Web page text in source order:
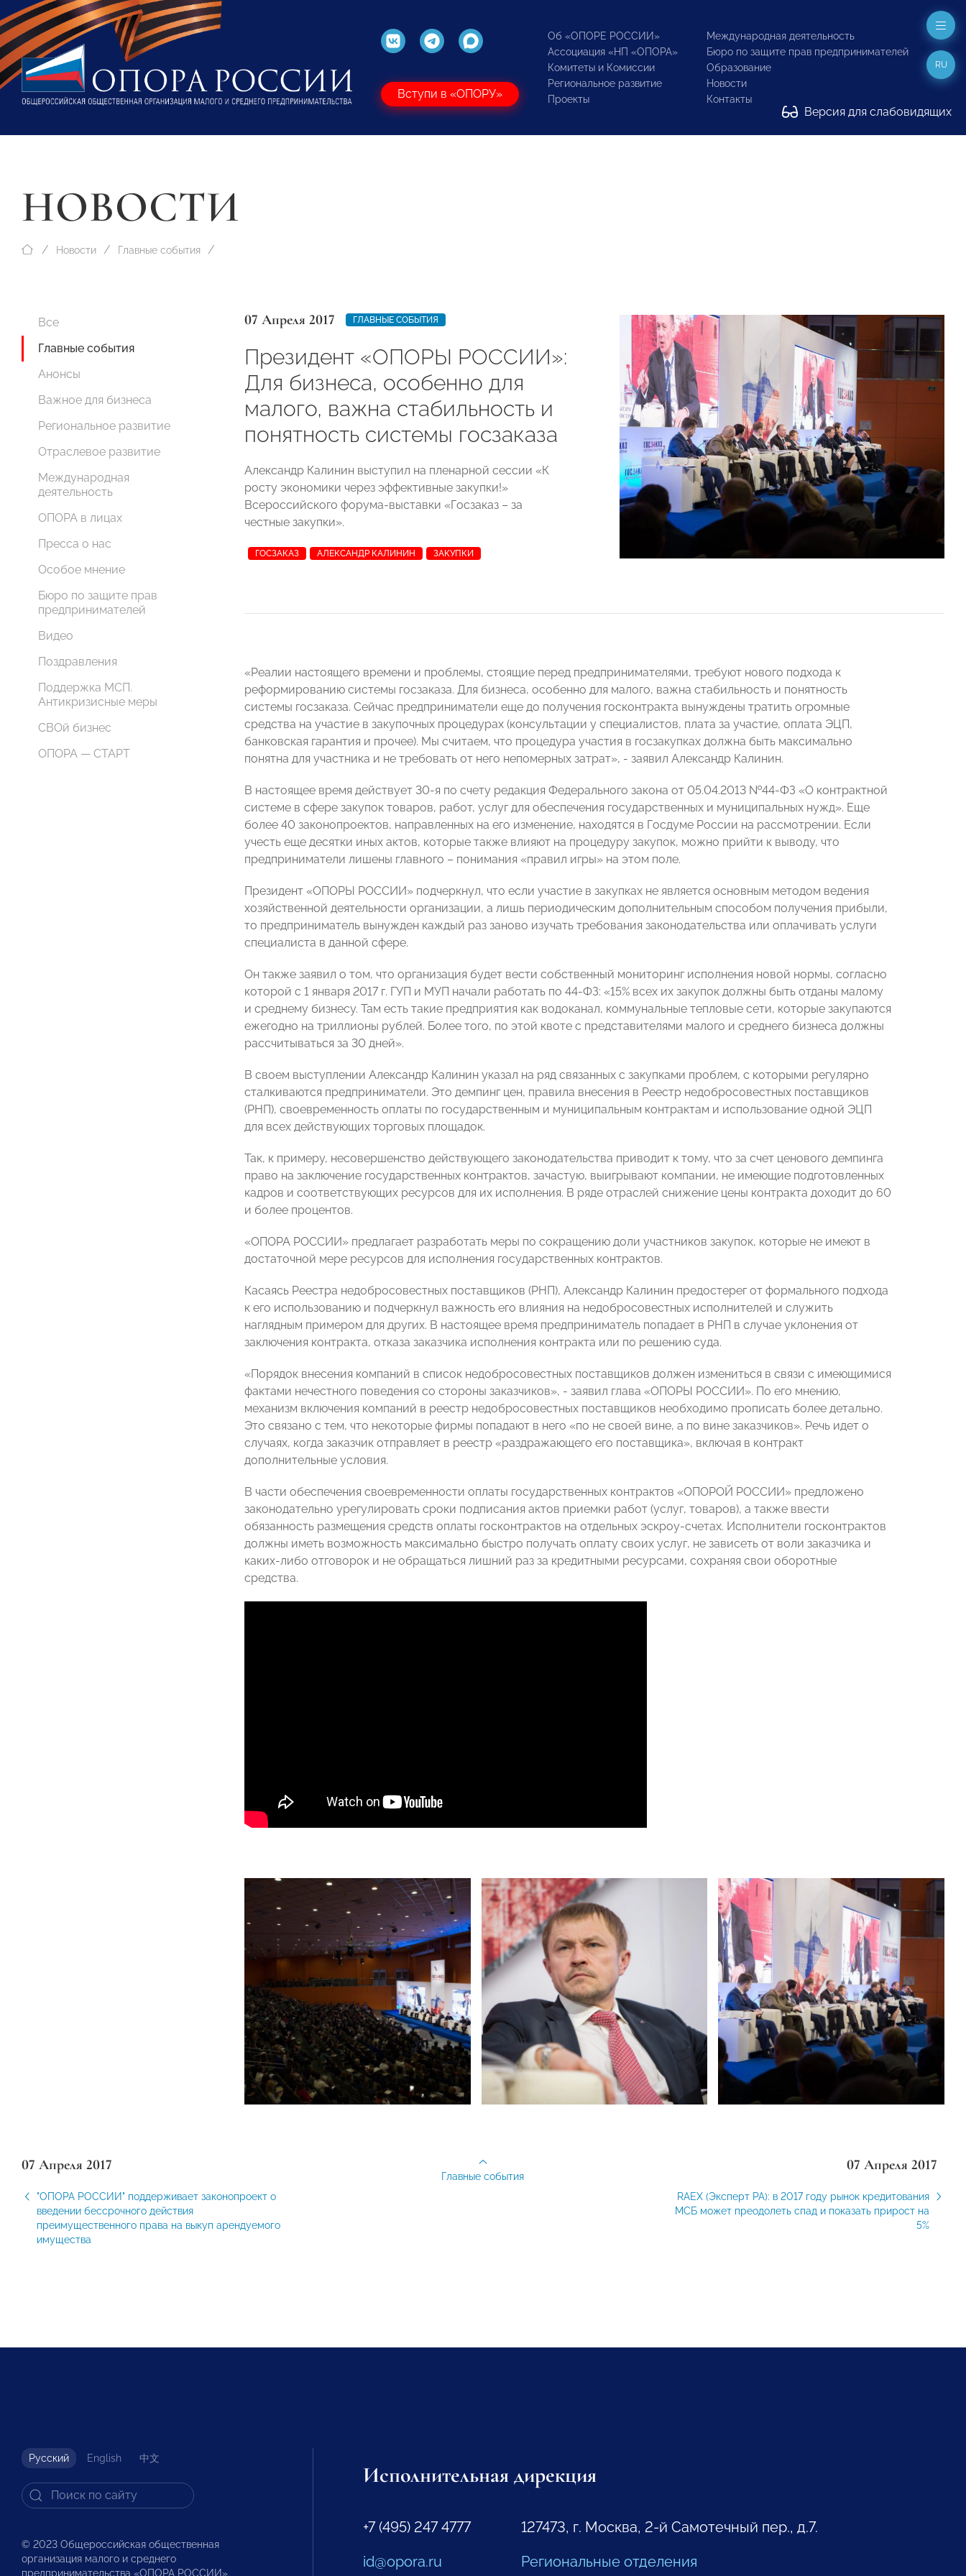
Вступи в «ОПОРУ»
Об «ОПОРЕ РОССИИ»
Ассоциация «НП «ОПОРА»
Комитеты и Комиссии
Региональное развитие
Проекты
Международная деятельность
Бюро по защите прав предпринимателей
Образование
Новости
Контакты
Версия для слабовидящих
RU
НОВОСТИ
Новости Главные события
Все
Главные события
Анонсы
Важное для бизнеса
Региональное развитие
Отраслевое развитие
Международная
деятельность
ОПОРА в лицах
Пресса о нас
Особое мнение
Бюро по защите прав
предпринимателей
Видео
Поздравления
Поддержка МСП.
Антикризисные меры
СВОй бизнес
ОПОРА — СТАРТ
07 Апреля 2017 ГЛАВНЫЕ СОБЫТИЯ
Президент «ОПОРЫ РОССИИ»:
Для бизнеса, особенно для
малого, важна стабильность и
понятность системы госзаказа
Александр Калинин выступил на пленарной сессии «К
росту экономики через эффективные закупки!»
Всероссийского форума-выставки «Госзаказ – за
честные закупки».
ГОСЗАКАЗ АЛЕКСАНДР КАЛИНИН ЗАКУПКИ
«Реалии настоящего времени и проблемы, стоящие перед предпринимателями, требуют нового подхода к
реформированию системы госзаказа. Для бизнеса, особенно для малого, важна стабильность и понятность
системы госзаказа. Сейчас предприниматели еще до получения госконтракта вынуждены тратить огромные
средства на участие в закупочных процедурах (консультации у специалистов, плата за участие, оплата ЭЦП,
банковская гарантия и прочее). Мы считаем, что процедура участия в госзакупках должна быть максимально
понятна для участника и не требовать от него непомерных затрат», - заявил Александр Калинин.
В настоящее время действует 30-я по счету редакция Федерального закона от 05.04.2013 №44-ФЗ «О контрактной
системе в сфере закупок товаров, работ, услуг для обеспечения государственных и муниципальных нужд». Еще
более 40 законопроектов, направленных на его изменение, находятся в Госдуме России на рассмотрении. Если
учесть еще десятки иных актов, которые также влияют на процедуру закупок, можно прийти к выводу, что
предприниматели лишены главного – понимания «правил игры» на этом поле.
Президент «ОПОРЫ РОССИИ» подчеркнул, что если участие в закупках не является основным методом ведения
хозяйственной деятельности организации, а лишь периодическим дополнительным способом получения прибыли,
то предприниматель вынужден каждый раз заново изучать требования законодательства или оплачивать услуги
специалиста в данной сфере.
Он также заявил о том, что организация будет вести собственный мониторинг исполнения новой нормы, согласно
которой с 1 января 2017 г. ГУП и МУП начали работать по 44-ФЗ: «15% всех их закупок должны быть отданы малому
и среднему бизнесу. Там есть такие предприятия как водоканал, коммунальные тепловые сети, которые закупаются
ежегодно на триллионы рублей. Более того, по этой квоте с представителями малого и среднего бизнеса должны
рассчитываться за 30 дней».
В своем выступлении Александр Калинин указал на ряд связанных с закупками проблем, с которыми регулярно
сталкиваются предприниматели. Это демпинг цен, правила внесения в Реестр недобросовестных поставщиков
(РНП), своевременность оплаты по государственным и муниципальным контрактам и использование одной ЭЦП
для всех действующих торговых площадок.
Так, к примеру, несовершенство действующего законодательства приводит к тому, что за счет ценового демпинга
право на заключение государственных контрактов, зачастую, выигрывают компании, не имеющие подготовленных
кадров и соответствующих ресурсов для их исполнения. В ряде отраслей снижение цены контракта доходит до 60
и более процентов.
«ОПОРА РОССИИ» предлагает разработать меры по сокращению доли участников закупок, которые не имеют в
достаточной мере ресурсов для исполнения государственных контрактов.
Касаясь Реестра недобросовестных поставщиков (РНП), Александр Калинин предостерег от формального подхода
к его использованию и подчеркнул важность его влияния на недобросовестных исполнителей и служить
наглядным примером для других. В настоящее время предприниматель попадает в РНП в случае уклонения от
заключения контракта, отказа заказчика исполнения контракта или по решению суда.
«Порядок внесения компаний в список недобросовестных поставщиков должен измениться в связи с имеющимися
фактами нечестного поведения со стороны заказчиков», - заявил глава «ОПОРЫ РОССИИ». По его мнению,
механизм включения компаний в реестр недобросовестных поставщиков необходимо прописать более детально.
Это связано с тем, что некоторые фирмы попадают в него «по не своей вине, а по вине заказчиков». Речь идет о
случаях, когда заказчик отправляет в реестр «раздражающего его поставщика», включая в контракт
дополнительные условия.
В части обеспечения своевременности оплаты государственных контрактов «ОПОРОЙ РОССИИ» предложено
законодательно урегулировать сроки подписания актов приемки работ (услуг, товаров), а также ввести
обязанность размещения средств оплаты госконтрактов на отдельных эскроу-счетах. Исполнители госконтрактов
должны иметь возможность максимально быстро получать оплату своих услуг, не зависеть от воли заказчика и
каких-либо отговорок и не обращаться лишний раз за кредитными ресурсами, сохраняя свои оборотные
средства.
07 Апреля 2017
"ОПОРА РОССИИ" поддерживает законопроект о
введении бессрочного действия
преимущественного права на выкуп арендуемого
имущества
07 Апреля 2017
RAEX (Эксперт РА): в 2017 году рынок кредитования
МСБ может преодолеть спад и показать прирост на
5%
Главные события
Русский English 中文
© 2023 Общероссийская общественная
организация малого и среднего
предпринимательства «ОПОРА РОССИИ».
Исполнительная дирекция
+7 (495) 247 4777
id@opora.ru
127473, г. Москва, 2-й Самотечный пер., д.7.
Региональные отделения